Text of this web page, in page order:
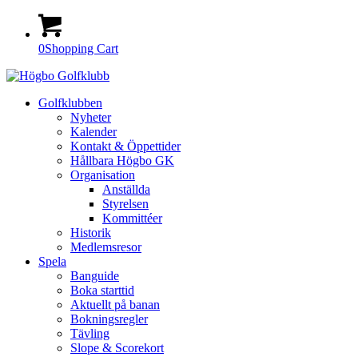
0Shopping Cart
Golfklubben
Nyheter
Kalender
Kontakt & Öppettider
Hållbara Högbo GK
Organisation
Anställda
Styrelsen
Kommittéer
Historik
Medlemsresor
Spela
Banguide
Boka starttid
Aktuellt på banan
Bokningsregler
Tävling
Slope & Scorekort